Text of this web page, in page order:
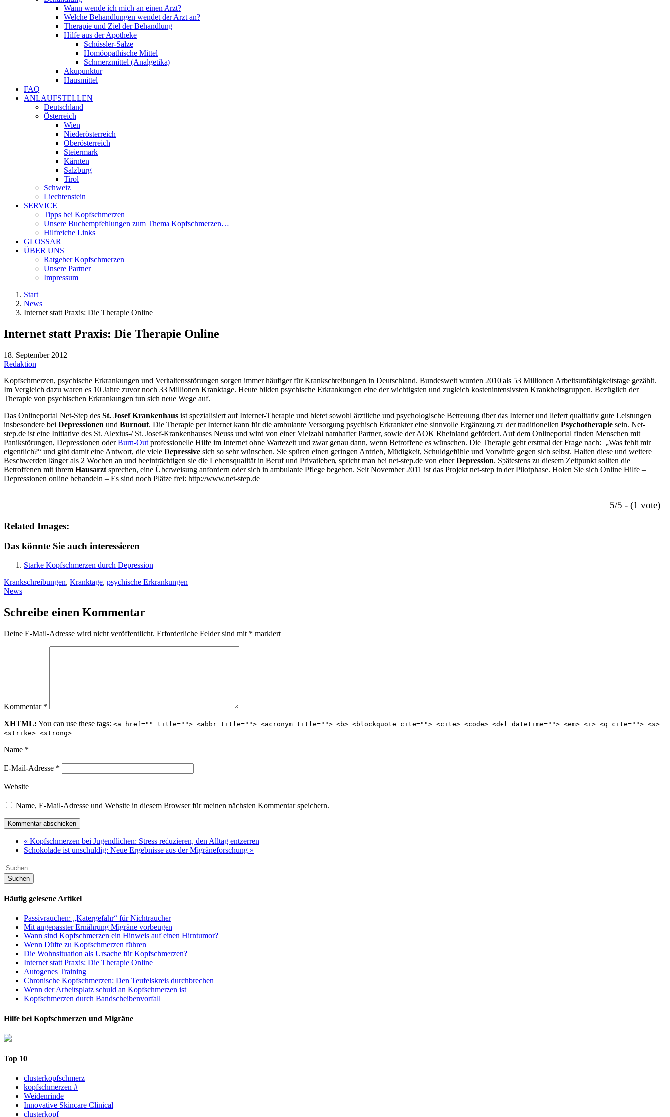
Wann wende ich mich an einen Arzt?
Welche Behandlungen wendet der Arzt an?
Therapie und Ziel der Behandlung
Hilfe aus der Apotheke
Schüssler-Salze
Homöopathische Mittel
Schmerzmittel (Analgetika)
Akupunktur
Hausmittel
FAQ
ANLAUFSTELLEN
Deutschland
Österreich
Wien
Niederösterreich
Oberösterreich
Steiermark
Kärnten
Salzburg
Tirol
Schweiz
Liechtenstein
SERVICE
Tipps bei Kopfschmerzen
Unsere Buchempfehlungen zum Thema Kopfschmerzen…
Hilfreiche Links
GLOSSAR
ÜBER UNS
Ratgeber Kopfschmerzen
Unsere Partner
Impressum
Start
News
Internet statt Praxis: Die Therapie Online
Internet statt Praxis: Die Therapie Online
18. September 2012
Redaktion
Kopfschmerzen, psychische Erkrankungen und Verhaltensstörungen sorgen immer häufiger für Krankschreibungen in Deutschland. Bundesweit wurden 2010 als 53 Millionen Arbeitsunfähigkeitstage gezählt.
Im Vergleich dazu waren es 10 Jahre zuvor noch 33 Millionen Kranktage. Heute bilden psychische Erkrankungen eine der wichtigsten und zugleich kostenintensivsten Krankheitsgruppen. Bezüglich der
Therapie von psychischen Erkrankungen tun sich neue Wege auf.
Das Onlineportal Net-Step des St. Josef Krankenhaus ist spezialisiert auf Internet-Therapie und bietet sowohl ärztliche und psychologische Betreuung über das Internet und liefert qualitativ gute Leistungen
insbesondere bei Depressionen und Burnout. Die Therapie per Internet kann für die ambulante Versorgung psychisch Erkrankter eine sinnvolle Ergänzung zu der traditionellen Psychotherapie sein. Net-
step.de ist eine Initiative des St. Alexius-/ St. Josef-Krankenhauses Neuss und wird von einer Vielzahl namhafter Partner, sowie der AOK Rheinland gefördert. Auf dem Onlineportal finden Menschen mit
Panikstörungen, Depressionen oderBurn-Out professionelle Hilfe im Internet ohne Wartezeit und zwar genau dann, wenn Betroffene es wünschen. Die Therapie geht erstmal der Frage nach: „Was fehlt mir
eigentlich?“ und gibt damit eine Antwort, die viele Depressive sich so sehr wünschen. Sie spüren einen geringen Antrieb, Müdigkeit, Schuldgefühle und Vorwürfe gegen sich selbst. Halten diese und weitere
Beschwerden länger als 2 Wochen an und beeinträchtigen sie die Lebensqualität in Beruf und Privatleben, spricht man bei net-step.de von einerDepression. Spätestens zu diesem Zeitpunkt sollten die
Betroffenen mit ihrem Hausarzt sprechen, eine Überweisung anfordern oder sich in ambulante Pflege begeben. Seit November 2011 ist das Projekt net-step in der Pilotphase. Holen Sie sich Online Hilfe –
Depressionen online behandeln – Es sind noch Plätze frei: http://www.net-step.de
5/5 - (1 vote)
Related Images:
Das könnte Sie auch interessieren
Starke Kopfschmerzen durch Depression
Krankschreibungen, Kranktage, psychische Erkrankungen
News
Schreibe einen Kommentar
Deine E-Mail-Adresse wird nicht veröffentlicht. Erforderliche Felder sind mit * markiert
Kommentar *
XHTML: You can use these tags: <a href="" title=""> <abbr title=""> <acronym title=""> <b> <blockquote cite=""> <cite> <code> <del datetime=""> <em> <i> <q cite=""> <s>
<strike> <strong>
Name *
E-Mail-Adresse *
Website
Name, E-Mail-Adresse und Website in diesem Browser für meinen nächsten Kommentar speichern.
« Kopfschmerzen bei Jugendlichen: Stress reduzieren, den Alltag entzerren
Schokolade ist unschuldig: Neue Ergebnisse aus der Migräneforschung »
Häufig gelesene Artikel
Passivrauchen: „Katergefahr“ für Nichtraucher
Mit angepasster Ernährung Migräne vorbeugen
Wann sind Kopfschmerzen ein Hinweis auf einen Hirntumor?
Wenn Düfte zu Kopfschmerzen führen
Die Wohnsituation als Ursache für Kopfschmerzen?
Internet statt Praxis: Die Therapie Online
Autogenes Training
Chronische Kopfschmerzen: Den Teufelskreis durchbrechen
Wenn der Arbeitsplatz schuld an Kopfschmerzen ist
Kopfschmerzen durch Bandscheibenvorfall
Hilfe bei Kopfschmerzen und Migräne
Top 10
clusterkopfschmerz
kopfschmerzen #
Weidenrinde
Innovative Skincare Clinical
clusterkopf